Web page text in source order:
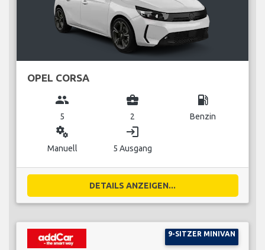
OPEL CORSA
group
5
business_center
2
local_gas_station
Benzin
miscellaneous_services
Manuell
login
5 Ausgang
DETAILS ANZEIGEN...
9-SITZER MINIVAN